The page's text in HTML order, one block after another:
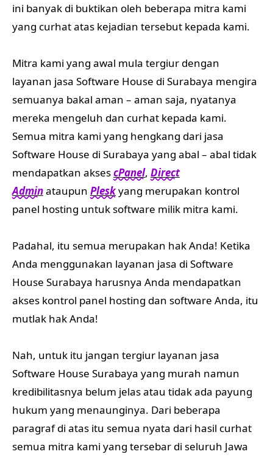
ini banyak di buktikan oleh beberapa mitra kami
yang curhat atas kejadian tersebut kepada kami.
Mitra kami yang awal mula tergiur dengan
layanan jasa Software House di Surabaya mengira
semuanya bakal aman – aman saja, nyatanya
mereka mengeluh dan curhat kepada kami.
Semua mitra kami yang hengkang dari jasa
Software House di Surabaya yang abal – abal tidak
mendapatkan aksescPanel, Direct
Adminataupun Pleskyang merupakan kontrol
panel hosting untuk software milik mitra kami.
Padahal, itu semua merupakan hak Anda! Ketika
Anda menggunakan layanan jasa di Software
House Surabaya harusnya Anda mendapatkan
akses kontrol panel hosting dan software Anda, itu
mutlak hak Anda!
Nah, untuk itu jangan tergiur layanan jasa
Software House Surabaya yang murah namun
kredibilitasnya belum jelas atau tidak ada payung
hukum yang menaunginya. Dari beberapa
paragraf di atas itu semua nyata dari hasil curhat
semua mitra kami yang tersebar di seluruh Jawa